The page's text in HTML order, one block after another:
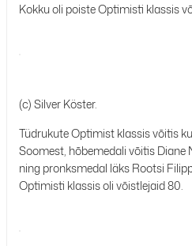
Kokku oli poiste Optimisti klassis
(c) Silver Köster.
Tüdrukute Optimist klassis võitis
Soomest, hõbemedali võitis
ning pronksmedal läks Rootsi
Optimisti klassis oli võistlejaid 80.